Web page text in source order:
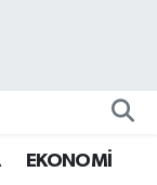
EKONOMİ